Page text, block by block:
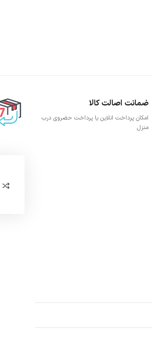
ضمانت اصالت کالا
امکان پرداخت انلاین یا پرداخت حضروی درب
منزل